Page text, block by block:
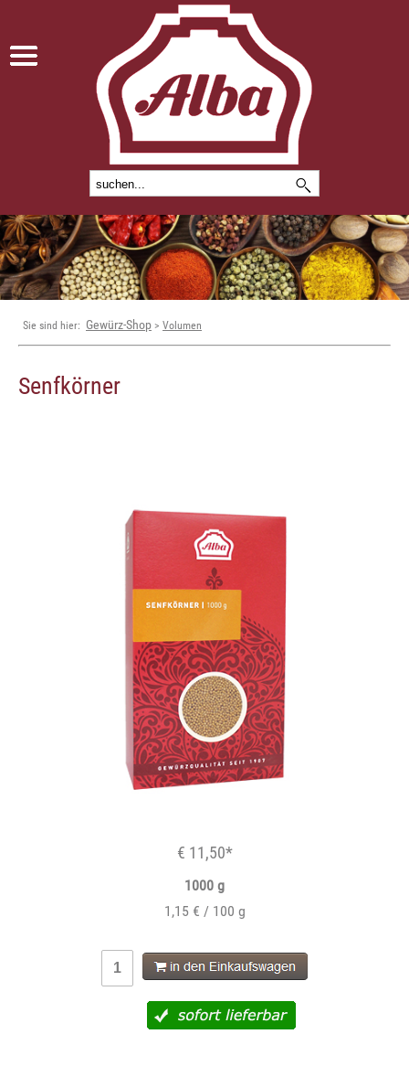
Sie sind hier: Gewürz-Shop > Volumen
Senfkörner
€ 11,50*
1000 g
1,15 € / 100 g